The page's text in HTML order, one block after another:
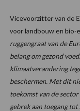
Vicevoorzitter van de
voor landbouw en bio-
ruggengraat van de
belang om gezond
klimaatverandering
beschermen. Met dit
toekomst van de
gebrek aan toegang